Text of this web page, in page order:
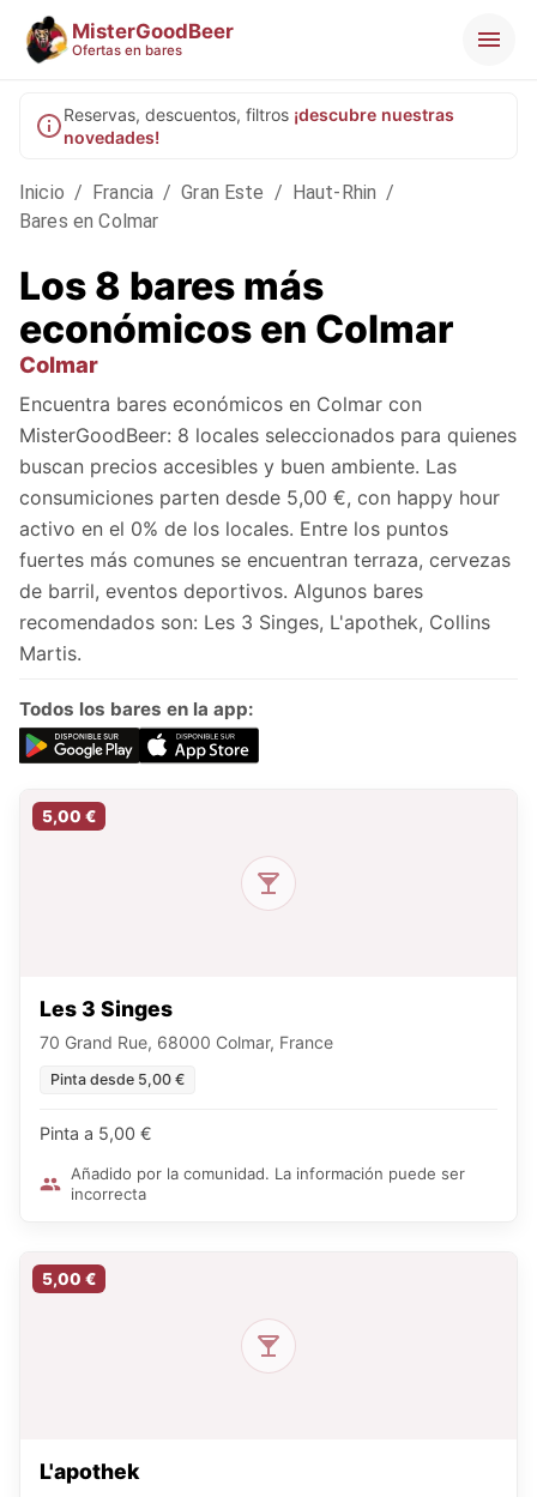
MisterGoodBeer
Ofertas en bares
Reservas, descuentos, filtros ¡descubre nuestras
novedades!
Inicio / Francia / Gran Este / Haut-Rhin /
Bares en Colmar
Los 8 bares más
económicos en Colmar
Colmar
Encuentra bares económicos en Colmar con
MisterGoodBeer: 8 locales seleccionados para quienes
buscan precios accesibles y buen ambiente. Las
consumiciones parten desde 5,00 €, con happy hour
activo en el 0% de los locales. Entre los puntos
fuertes más comunes se encuentran terraza, cervezas
de barril, eventos deportivos. Algunos bares
recomendados son: Les 3 Singes, L'apothek, Collins
Martis.
Todos los bares en la app:
5,00 €
Les 3 Singes
70 Grand Rue, 68000 Colmar, France
Pinta desde 5,00 €
Pinta a 5,00 €
Añadido por la comunidad. La información puede ser
incorrecta
5,00 €
L'apothek